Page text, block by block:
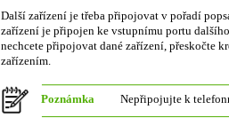
Další zařízení je třeba připojovat v pořadí
zařízení je připojen ke vstupnímu portu
nechcete připojovat dané zařízení, přeskočte
zařízením.
Poznámka Nepřipojujte k